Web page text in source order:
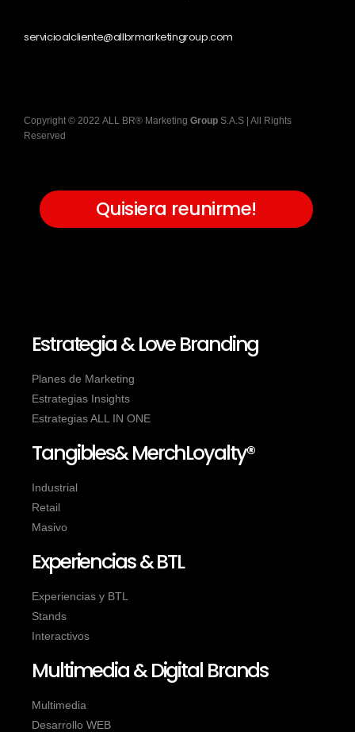
servicioalcliente@allbrmarketingroup.com
Copyright© 2022 ALL BR® Marketing Group S.A.S | All Rights
Reserved
Quisiera reunirme!
Estrategia & Love Branding
Planes de Marketing
Estrategias Insights
Estrategias ALL IN ONE
Tangibles& MerchLoyalty®
Industrial
Retail
Masivo
Experiencias & BTL
Experiencias y BTL
Stands
Interactivos
Multimedia & Digital Brands
Multimedia
Desarrollo WEB